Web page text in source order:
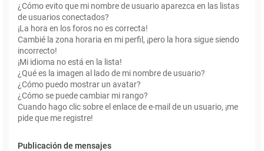
¿Cómo evito que mi nombre de usuario aparezca en las listas
de usuarios conectados?
¡La hora en los foros no es correcta!
Cambié la zona horaria en mi perfil, ¡pero la hora sigue siendo
incorrecto!
¡Mi idioma no está en la lista!
¿Qué es la imagen al lado de mi nombre de usuario?
¿Cómo puedo mostrar un avatar?
¿Cómo se puede cambiar mi rango?
Cuando hago clic sobre el enlace de e-mail de un usuario, ¡me
pide que me registre!
Publicación de mensajes